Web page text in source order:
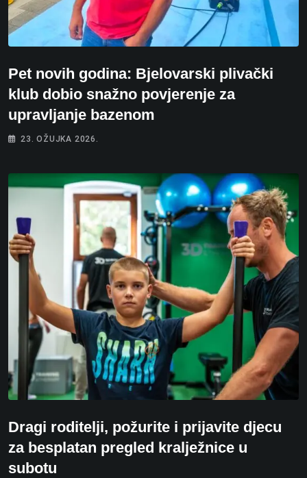
Pet novih godina: Bjelovarski plivački
klub dobio snažno povjerenje za
upravljanje bazenom
23. OŽUJKA 2026.
Dragi roditelji, požurite i prijavite djecu
za besplatan pregled kralježnice u
subotu